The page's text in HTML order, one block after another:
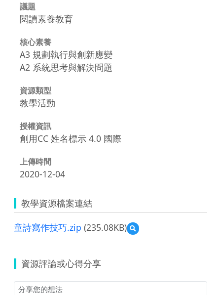
議題
閱讀素養教育
核心素養
A3 規劃執行與創新應變
A2 系統思考與解決問題
資源類型
教學活動
授權資訊
創用CC 姓名標示 4.0 國際
上傳時間
2020-12-04
教學資源檔案連結
童詩寫作技巧.zip (235.08KB)
預
覽
作
技
資源評論或心得分享